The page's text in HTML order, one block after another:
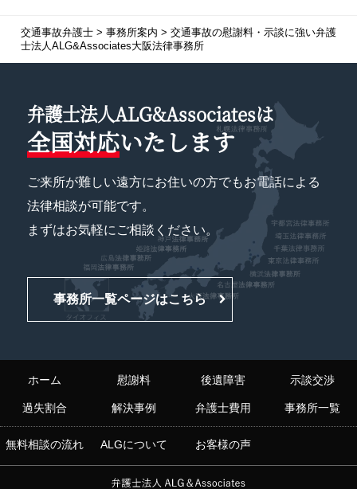
交通事故弁護士> 事務所案内 > 交通事故の慰謝料・示談に強い弁護
士法人ALG&Associates大阪法律事務所
弁護士法人ALG&Associatesは
全国対応いたします
ご来所が難しい遠方にお住いの方でもお電話による
法律相談が可能です。
まずはお気軽にご相談ください。
事務所一覧ページはこちら
ホーム 慰謝料 後遺障害 示談交渉
過失割合 解決事例 弁護士費用 事務所一覧
無料相談の流れ ALGについて お客様の声